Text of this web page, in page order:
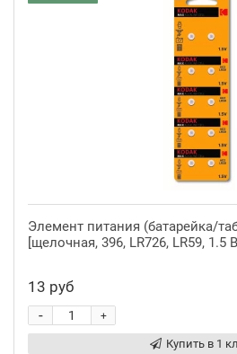
Элемент питания (батарейка/
[щелочная, 396, LR726, LR59, 1.5
13 руб
+
-
Купить в 1